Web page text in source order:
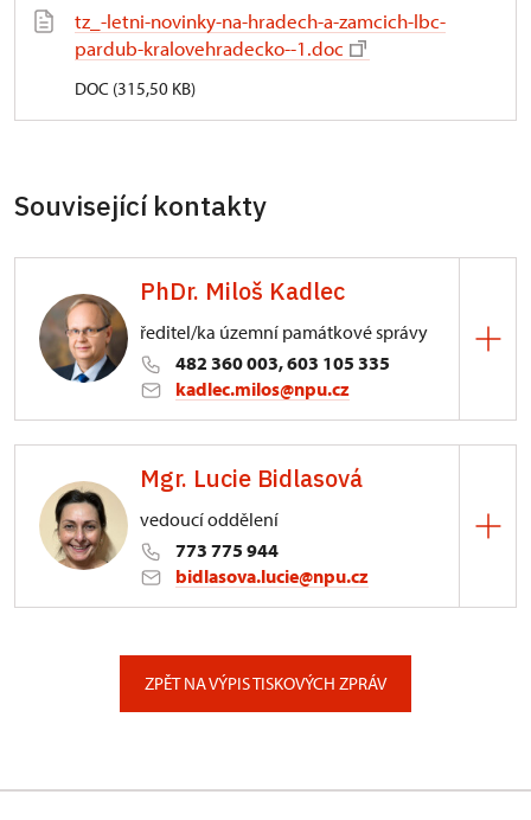
tz_-letni-novinky-na-hradech-a-zamcich-lbc-
pardub-kralovehradecko--1.doc
DOC (315,50 KB)
Související kontakty
PhDr. Miloš Kadlec
ředitel/ka územní památkové správy
482 360 003, 603 105 335
kadlec.milos@npu.cz
3/, Sychrov 3
Mgr. Lucie Bidlasová
vedoucí oddělení
773 775 944
bidlasova.lucie@npu.cz
ZPĚT NA VÝPIS TISKOVÝCH ZPRÁV